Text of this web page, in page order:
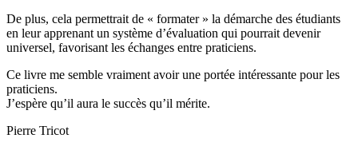
De plus, cela permettrait de « formater » la démarche des étudiants
en leur apprenant un système d’évaluation qui pourrait devenir
universel, favorisant les échanges entre praticiens.
Ce livre me semble vraiment avoir une portée intéressante pour les
praticiens.
J’espère qu’il aura le succès qu’il mérite.
Pierre Tricot